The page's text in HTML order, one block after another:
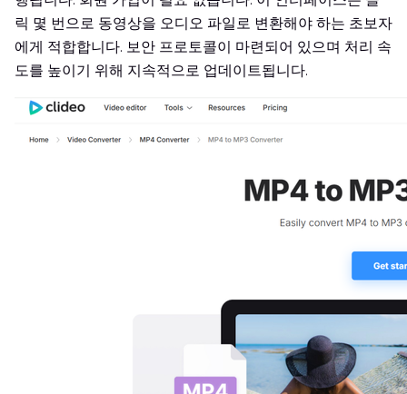
릭 몇 번으로 동영상을 오디오 파일로 변환해야 하는 초보자
에게 적합합니다. 보안 프로토콜이 마련되어 있으며 처리 속
도를 높이기 위해 지속적으로 업데이트됩니다.